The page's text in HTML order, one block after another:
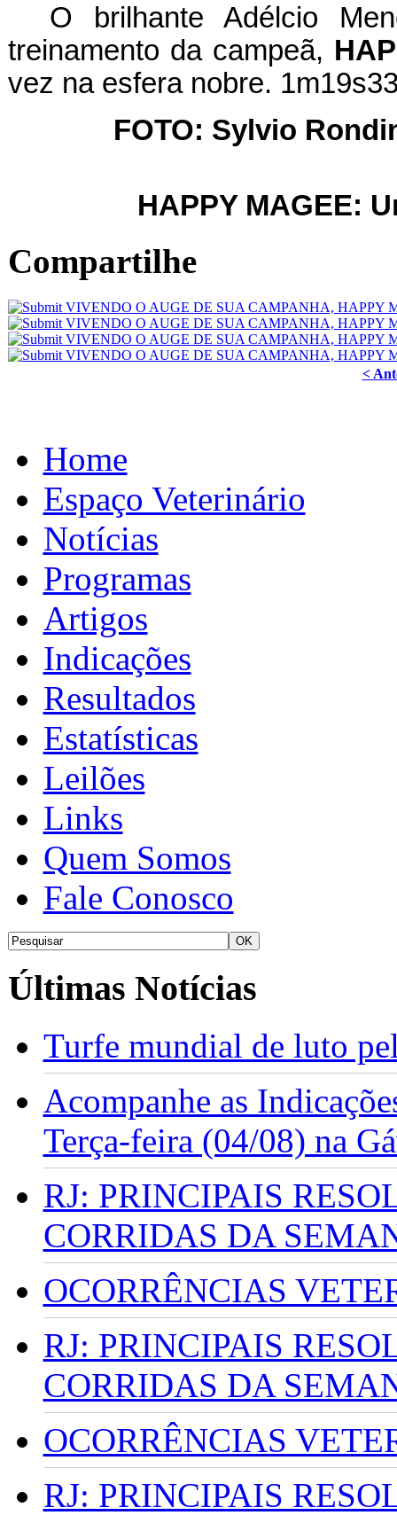
O brilhante Adélcio
treinamento da campeã,
vez na esfera nobre.
FOTO: Sylvio
HAPPY MAGEE:
Compartilhe
<
Home
Espaço Veterinário
Notícias
Programas
Artigos
Indicações
Resultados
Estatísticas
Leilões
Links
Quem Somos
Fale Conosco
Últimas Notícias
Turfe mundial de luto
Acompanhe as
Terça-feira (04/08) na
RJ: PRINCIPAIS
CORRIDAS DA
OCORRÊNCIAS
RJ: PRINCIPAIS
CORRIDAS DA
OCORRÊNCIAS
RJ: PRINCIPAIS